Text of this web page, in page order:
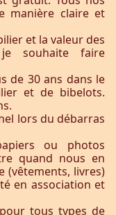
manière claire et
et la valeur des
souhaite faire
de 30 ans dans le
et de bibelots.
lors du débarras
ou photos
quand nous en
(vêtements, livres)
en association et
tous types de